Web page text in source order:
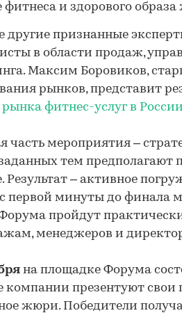
фитнеса и здорового
другие признанные
в области продаж,
Максим Боровиков,
рынков, представит
фитнес-услуг в России
часть мероприятия –
тем предполагают
Результат – активное
первой минуты до финала
пройдут
менеджеров и
на площадке Форума
компании презентуют свои
жюри. Победители